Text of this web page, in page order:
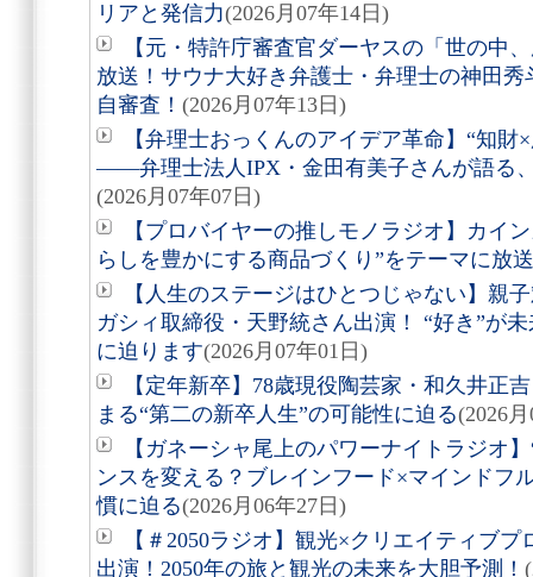
リアと発信力(2026月07年14日)
【元・特許庁審査官ダーヤスの「世の中
放送！サウナ大好き弁護士・弁理士の神田
自審査！ (2026月07年13日)
【弁理士おっくんのアイデア革命】“知
――弁理士法人IPX・金田有美子さんが語る
(2026月07年07日)
【プロバイヤーの推しモノラジオ】カイ
らしを豊かにする商品づくり”をテーマに放送
【人生のステージはひとつじゃない】親
ガシィ取締役・天野統さん出演！ “好き”が
に迫ります(2026月07年01日)
【定年新卒】78歳現役陶芸家・和久井正
まる“第二の新卒人生”の可能性に迫る(2026
【ガネーシャ尾上のパワーナイトラジオ
ンスを変える？ブレインフード×マインドフ
慣に迫る(2026月06年27日)
【＃2050ラジオ】観光×クリエイティブ
出演！2050年の旅と観光の未来を大胆予測！